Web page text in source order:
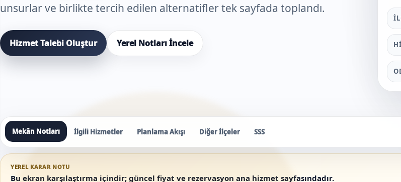
unsurlar ve birlikte tercih edilen alternatifler tek sayfada toplandı.
Hizmet Talebi Oluştur Yerel Notları İncele
Mekân Notları İlgili Hizmetler Planlama Akışı Diğer İlçeler SSS
YEREL KARAR NOTU
Bu ekran karşılaştırma içindir; güncel fiyat ve rezervasyon ana hizmet sayfasındadır.